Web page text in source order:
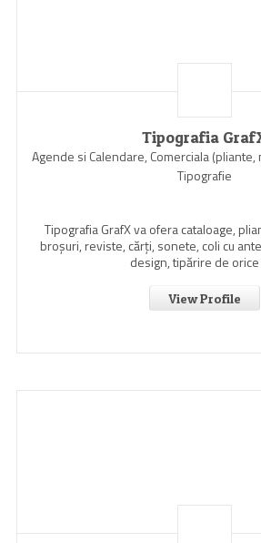
Tipografia
Agende si Calendare, Comerciala
Tipografie
Tipografia GrafX va ofera cataloage,
broşuri, reviste, cărţi, sonete, coli cu
design, tipărire de
View Profile